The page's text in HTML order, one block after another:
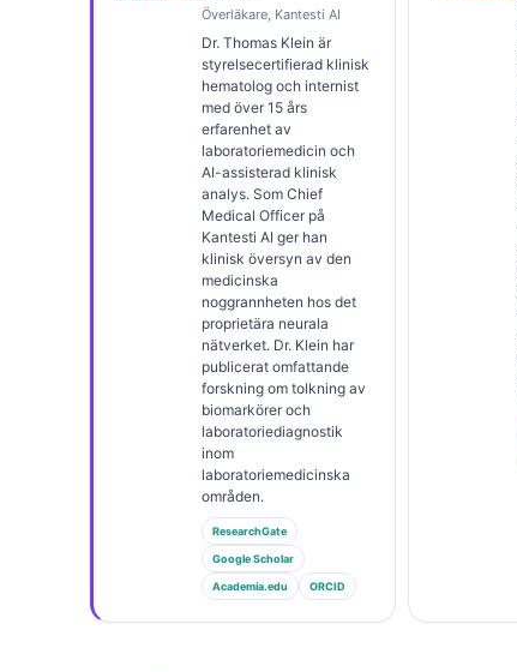
Överläkare, Kantesti AI
Dr. Thomas Klein är
styrelsecertifierad klinisk
hematolog och internist
med över 15 års
erfarenhet av
laboratoriemedicin och
AI-assisterad klinisk
analys. Som Chief
Medical Officer på
Kantesti AI ger han
klinisk översyn av den
medicinska
noggrannheten hos det
proprietära neurala
nätverket. Dr. Klein har
publicerat omfattande
forskning om tolkning av
biomarkörer och
laboratoriediagnostik
inom
laboratoriemedicinska
områden.
ResearchGate
Google Scholar
Academia.edu ORCID